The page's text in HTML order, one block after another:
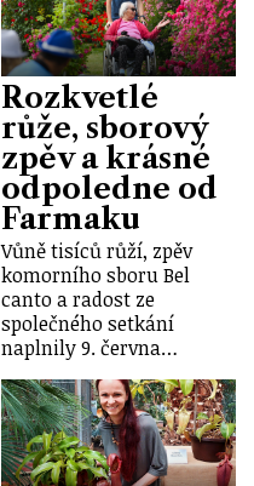
Rozkvetlé
růže, sborový
zpěv a krásné
odpoledne od
Farmaku
Vůně tisíců růží, zpěv
komorního sboru Bel
canto a radost ze
společného setkání
naplnily 9. června…